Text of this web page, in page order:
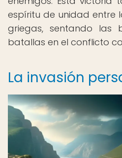
espíritu de unidad entre
griegas, sentando las
batallas en el conflicto
La invasión